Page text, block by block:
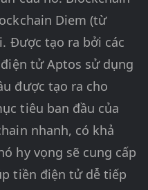
Diem (từ
Được tạo ra bởi các
tử Aptos sử dụng
được tạo ra cho
tiêu ban đầu của
nhanh, có khả
hy vọng sẽ cung cấp
tiền điện tử dễ tiếp